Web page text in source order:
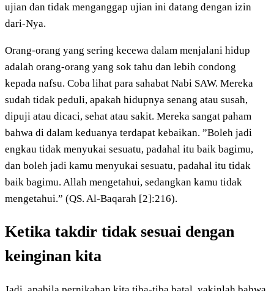
ujian dan tidak menganggap ujian ini datang dengan izin
dari-Nya.
Orang-orang yang sering kecewa dalam menjalani hidup
adalah orang-orang yang sok tahu dan lebih condong
kepada nafsu. Coba lihat para sahabat Nabi SAW. Mereka
sudah tidak peduli, apakah hidupnya senang atau susah,
dipuji atau dicaci, sehat atau sakit. Mereka sangat paham
bahwa di dalam keduanya terdapat kebaikan. ”Boleh jadi
engkau tidak menyukai sesuatu, padahal itu baik bagimu,
dan boleh jadi kamu menyukai sesuatu, padahal itu tidak
baik bagimu. Allah mengetahui, sedangkan kamu tidak
mengetahui.” (QS. Al-Baqarah [2]:216).
Ketika takdir tidak sesuai dengan
keinginan kita